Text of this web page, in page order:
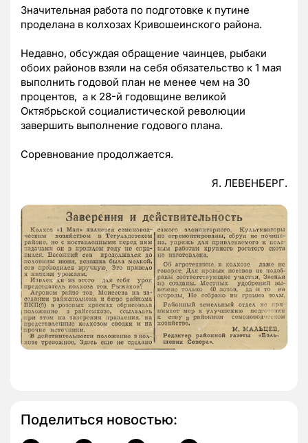
Значительная работа по подготовке к путине
проделана в колхозах Кривошеинского района.
Недавно, обсуждая обращение чаинцев, рыбаки
обоих районов взяли на себя обязательство к 1 мая
выполнить годовой план не менее чем на 30
процентов, а к 28-й годовщине великой
Октябрьской социалистической революции
завершить выполнение годового плана.
Соревнование продолжается.
Я. ЛЕВЕНБЕРГ.
Поделиться новостью: